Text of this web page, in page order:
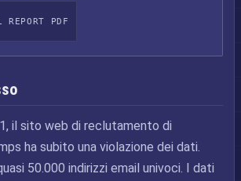
PDF
il sito web di reclutamento di
ha subito una violazione dei dati.
50.000 indirizzi email univoci. I dati